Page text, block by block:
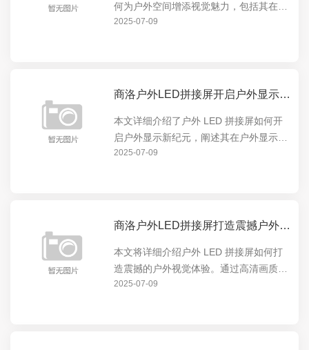
何为户外空间增添视觉魅力，包括其在展
示动态内容、营造氛围等方面的卓越表
2025-07-09
商洛户外LED拼接屏开启户外显示新纪元
本文详细介绍了户外 LED 拼接屏如何开
启户外显示新纪元，阐述其在户外显示领
域的独特优势和创新应用，包括高清画
2025-07-09
商洛户外LED拼接屏打造震撼户外视觉体验
本文将详细介绍户外 LED 拼接屏如何打
造震撼的户外视觉体验。通过高清画质、
超大尺寸和灵活拼接等特点，为户外场景
2025-07-09